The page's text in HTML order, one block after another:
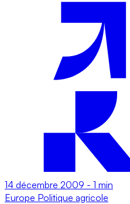
14 décembre 2009 - 1 min
Europe Politique agricole